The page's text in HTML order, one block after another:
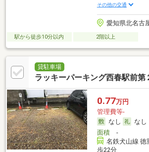
その他の交通
愛知県北名古
駅から徒歩10分以内 2階以上
貸駐車場
ラッキーパーキング西春駅前第
0.77万円
管理費等-
なし
なし
面積-
名鉄犬山線 徳
歩22分